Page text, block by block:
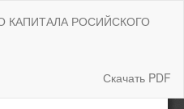
КАПИТАЛА РОСИЙСКОГО
Скачать
Скачать PDF